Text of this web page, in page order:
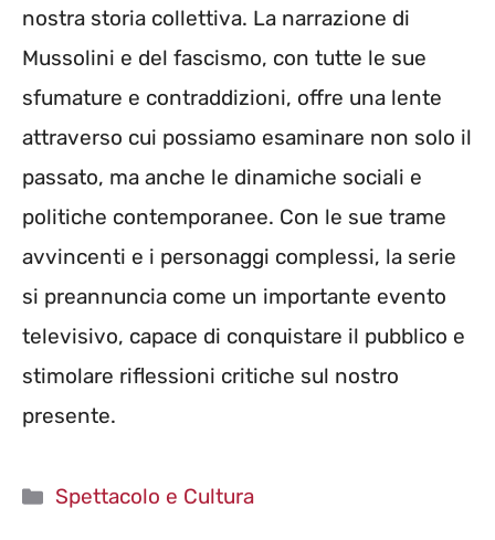
nostra storia collettiva. La narrazione di
Mussolini e del fascismo, con tutte le sue
sfumature e contraddizioni, offre una lente
attraverso cui possiamo esaminare non solo il
passato, ma anche le dinamiche sociali e
politiche contemporanee. Con le sue trame
avvincenti e i personaggi complessi, la serie
si preannuncia come un importante evento
televisivo, capace di conquistare il pubblico e
stimolare riflessioni critiche sul nostro
presente.
Categorie
Spettacolo e Cultura